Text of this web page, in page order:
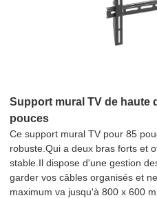
Support mural TV de haute
pouces
Ce support mural TV pour 85
robuste.Qui a deux bras forts et
stable.Il dispose d'une gestion
garder vos câbles organisés et
maximum va jusqu'à 800 x 600